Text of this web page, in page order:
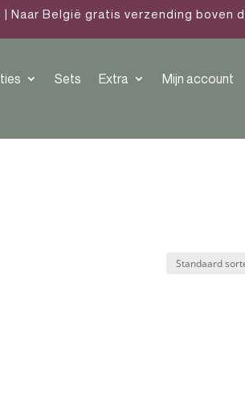
Naar België gratis verzending boven
Sets Extra Mijn account